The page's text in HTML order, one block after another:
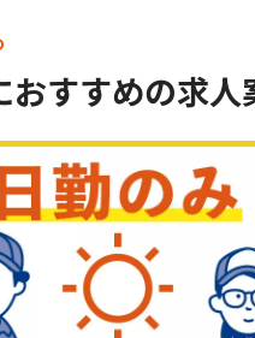
おすすめの求人